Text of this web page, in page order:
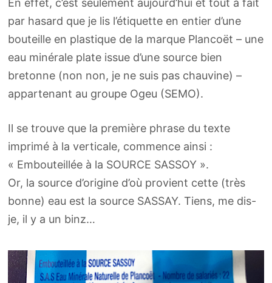
En effet, c’est seulement aujourd’hui et tout à fait
par hasard que je lis l’étiquette en entier d’une
bouteille en plastique de la marque Plancoët – une
eau minérale plate issue d’une source bien
bretonne (non non, je ne suis pas chauvine) –
appartenant au groupe Ogeu (SEMO).
Il se trouve que la première phrase du texte
imprimé à la verticale, commence ainsi :
« Embouteillée à la SOURCE SASSOY ».
Or, la source d’origine d’où provient cette (très
bonne) eau est la source SASSAY. Tiens, me dis-
je, il y a un binz…